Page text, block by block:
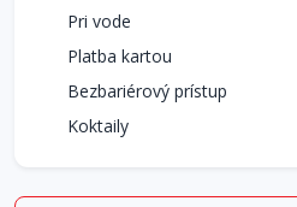
Pri vode
Platba kartou
Bezbariérový prístup
Koktaily